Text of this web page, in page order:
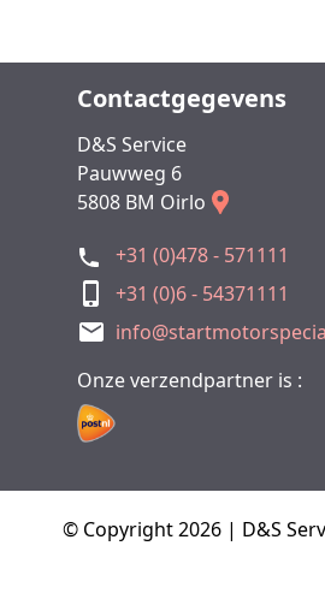
Contactgegevens
D&S Service
Pauwweg 6
5808 BM Oirlo
+31 (0)478 - 571111
+31 (0)6 - 54371111
Onze verzendpartner is :
© Copyright 2026 | D&S